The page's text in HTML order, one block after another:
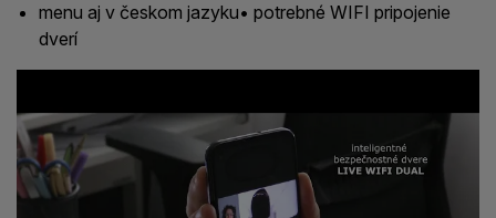
menu aj v českom jazyku• potrebné WIFI pripojenie
dverí